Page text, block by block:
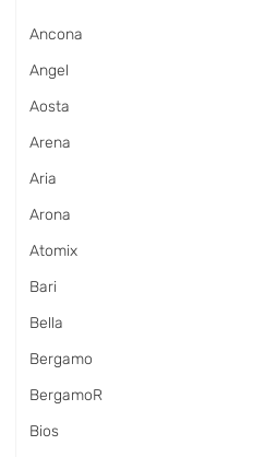
Ancona
Angel
Aosta
Arena
Aria
Arona
Atomix
Bari
Bella
Bergamo
BergamoR
Bios